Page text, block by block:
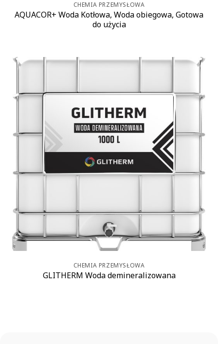
CHEMIA PRZEMYSŁOWA
AQUACOR+ Woda Kotłowa, Woda obiegowa, Gotowa
do użycia
CHEMIA PRZEMYSŁOWA
GLITHERM Woda demineralizowana